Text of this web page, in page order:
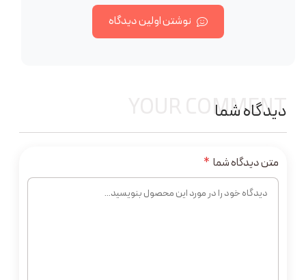
نوشتن اولین دیدگاه
دیدگاه شما
YOUR COMMENT
متن دیدگاه شما *